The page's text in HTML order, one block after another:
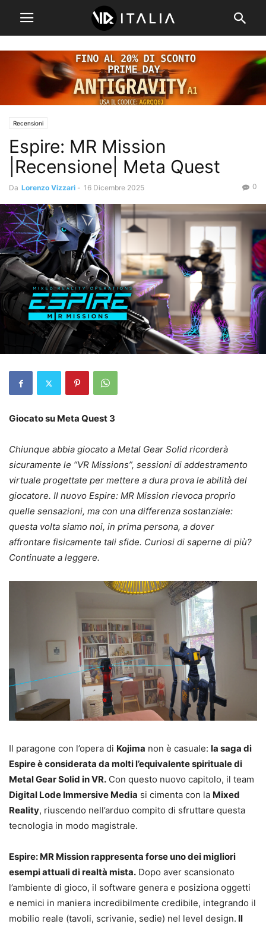
Recensioni
Espire: MR Mission
|Recensione| Meta Quest
Da Lorenzo Vizzari - 16 Dicembre 2025 0
Giocato su Meta Quest 3
Chiunque abbia giocato a Metal Gear Solid ricorderà
sicuramente le “VR Missions”, sessioni di addestramento
virtuale progettate per mettere a dura prova le abilità del
giocatore. Il nuovo Espire: MR Mission rievoca proprio
quelle sensazioni, ma con una differenza sostanziale:
questa volta siamo noi, in prima persona, a dover
affrontare fisicamente tali sfide. Curiosi di saperne di più?
Continuate a leggere.
Il paragone con l’opera di Kojima non è casuale: la saga di
Espire è considerata da molti l’equivalente spirituale di
Metal Gear Solid in VR. Con questo nuovo capitolo, il team
Digital Lode Immersive Media si cimenta con la Mixed
Reality, riuscendo nell’arduo compito di sfruttare questa
tecnologia in modo magistrale.
Espire: MR Mission rappresenta forse uno dei migliori
esempi attuali di realtà mista. Dopo aver scansionato
l’ambiente di gioco, il software genera e posiziona oggetti
e nemici in maniera incredibilmente credibile, integrando il
mobilio reale (tavoli, scrivanie, sedie) nel level design. Il